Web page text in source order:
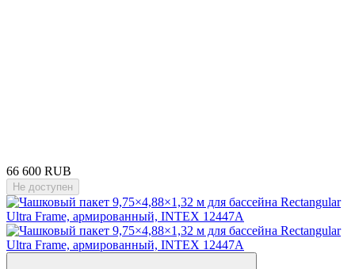
66 600 RUB
Не доступен